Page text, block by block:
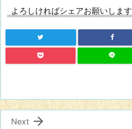
よろしければシェアお願いします

Next